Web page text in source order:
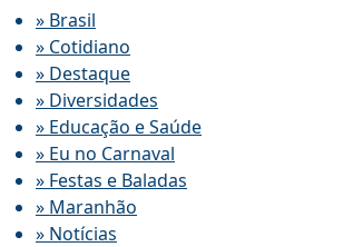
» Brasil
» Cotidiano
» Destaque
» Diversidades
» Educação e Saúde
» Eu no Carnaval
» Festas e Baladas
» Maranhão
» Notícias